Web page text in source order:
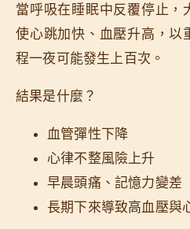
當呼吸在睡眠中反覆停止，
使心跳加快、血壓升高，以
程一夜可能發生上百次。
結果是什麼？
血管彈性下降
心律不整風險上升
早晨頭痛、記憶力變差
長期下來導致高血壓與